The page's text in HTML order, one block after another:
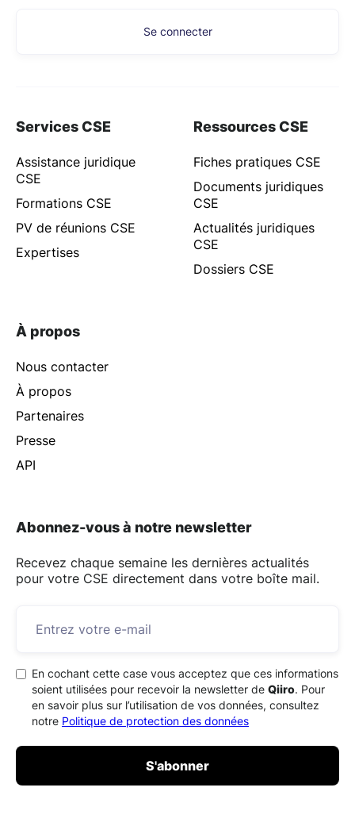
Se connecter
Services CSE
Assistance juridique
CSE
Formations CSE
PV de réunions CSE
Expertises
Ressources CSE
Fiches pratiques CSE
Documents juridiques
CSE
Actualités juridiques
CSE
Dossiers CSE
À propos
Nous contacter
À propos
Partenaires
Presse
API
Abonnez-vous à notre newsletter
Recevez chaque semaine les dernières actualités
pour votre CSE directement dans votre boîte mail.
En cochant cette case vous acceptez que ces informations
soient utilisées pour recevoir la newsletter de Qiiro. Pour
en savoir plus sur l’utilisation de vos données, consultez
notre Politique de protection des données